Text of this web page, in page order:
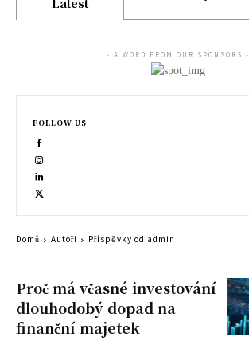
Proč má včasné investování
dlouhodobý dopad na
finanční majetek
- A WORD FROM OUR SPONSORS -
FOLLOW US
Domů Autoři Příspěvky od admin